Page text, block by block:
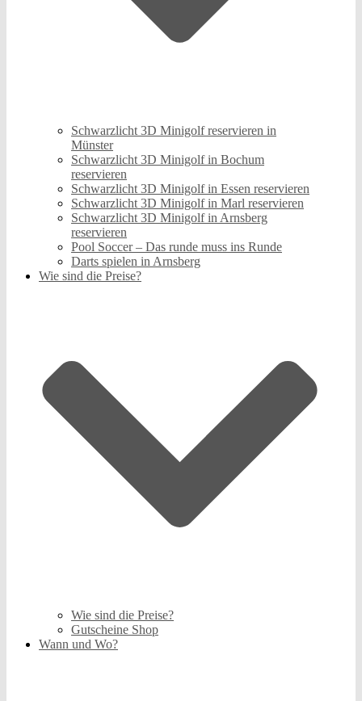
Schwarzlicht 3D Minigolf reservieren in
Münster
Schwarzlicht 3D Minigolf in Bochum
reservieren
Schwarzlicht 3D Minigolf in Essen reservieren
Schwarzlicht 3D Minigolf in Marl reservieren
Schwarzlicht 3D Minigolf in Arnsberg
reservieren
Pool Soccer – Das runde muss ins Runde
Darts spielen in Arnsberg
Wie sind die Preise?
Wie sind die Preise?
Gutscheine Shop
Wann und Wo?